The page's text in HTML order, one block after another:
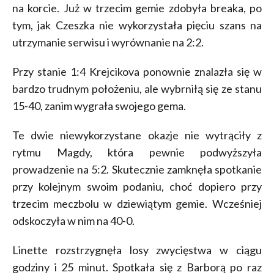
na korcie. Już w trzecim gemie zdobyła breaka, po
tym, jak Czeszka nie wykorzystała pięciu szans na
utrzymanie serwisu i wyrównanie na 2:2.
Przy stanie 1:4 Krejcikova ponownie znalazła się w
bardzo trudnym położeniu, ale wybrniłą się ze stanu
15-40, zanim wygrała swojego gema.
Te dwie niewykorzystane okazje nie wytrąciły z
rytmu Magdy, która pewnie podwyższyła
prowadzenie na 5:2. Skutecznie zamknęła spotkanie
przy kolejnym swoim podaniu, choć dopiero przy
trzecim meczbolu w dziewiątym gemie. Wcześniej
odskoczyła w nim na 40-0.
Linette rozstrzygnęła losy zwycięstwa w ciągu
godziny i 25 minut. Spotkała się z Barborą po raz